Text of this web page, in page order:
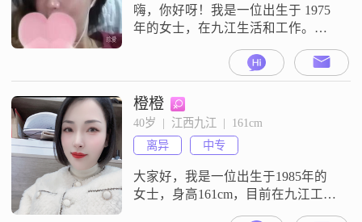
交新朋友。我这人比较感性浪漫
嗨，你好呀！我是一位出生于 1975
年的女士，在九江生活和工作。我
的身高大概 164cm，平时就喜欢过
简单而快乐的日子。收入方面呢，
每个月大概能有 3001 - 5000 元，虽
然不算特别多，但也能让自己过得
还算不错。我的学历是高中及以
下，不过我觉得这并不影响我对生
活的态度和理解。我性格乐观积
极，不管遇到什么困难，总
橙橙
40岁  |  江西九江  |  161cm
离异
中专
大家好，我是一位出生于1985年的
女士，身高161cm，目前在九江工